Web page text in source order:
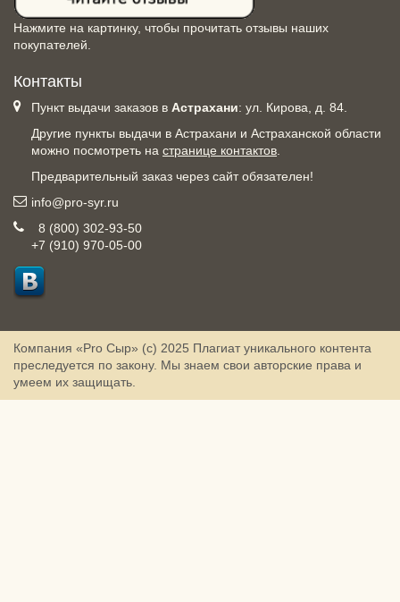
Нажмите на картинку, чтобы прочитать отзывы наших
покупателей.
Контакты
Пункт выдачи заказов в Астрахани: ул. Кирова, д. 84.
Другие пункты выдачи в Астрахани и Астраханской области
можно посмотреть на странице контактов.
Предварительный заказ через сайт обязателен!
info@pro-syr.ru
8 (800) 302-93-50
+7 (910) 970-05-00
Компания «Pro Сыр» (с) 2025 Плагиат уникального контента
преследуется по закону. Мы знаем свои авторские права и
умеем их защищать.